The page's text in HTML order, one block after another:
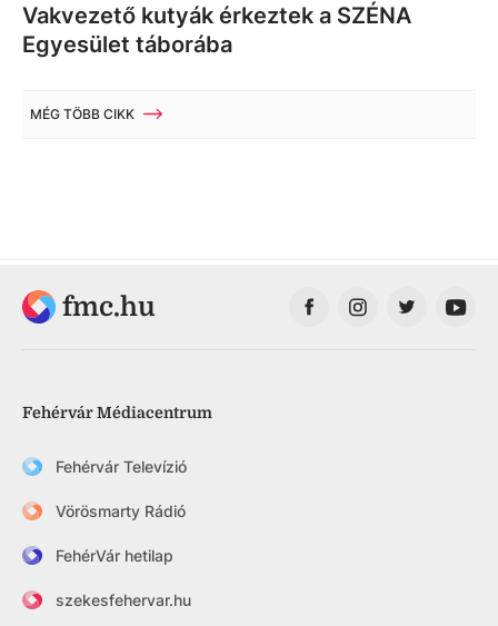
Vakvezető kutyák érkeztek a SZÉNA
Egyesület táborába
MÉG TÖBB CIKK
fmc.hu
Fehérvár Médiacentrum
Fehérvár Televízió
Vörösmarty Rádió
FehérVár hetilap
szekesfehervar.hu